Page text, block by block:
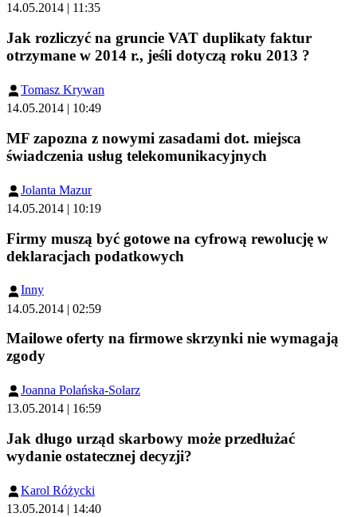
14.05.2014 | 11:35
Jak rozliczyć na gruncie VAT duplikaty faktur
otrzymane w 2014 r., jeśli dotyczą roku 2013 ?
Tomasz Krywan
14.05.2014 | 10:49
MF zapozna z nowymi zasadami dot. miejsca
świadczenia usług telekomunikacyjnych
Jolanta Mazur
14.05.2014 | 10:19
Firmy muszą być gotowe na cyfrową rewolucję w
deklaracjach podatkowych
Inny
14.05.2014 | 02:59
Mailowe oferty na firmowe skrzynki nie wymagają
zgody
Joanna Polańska-Solarz
13.05.2014 | 16:59
Jak długo urząd skarbowy może przedłużać
wydanie ostatecznej decyzji?
Karol Różycki
13.05.2014 | 14:40